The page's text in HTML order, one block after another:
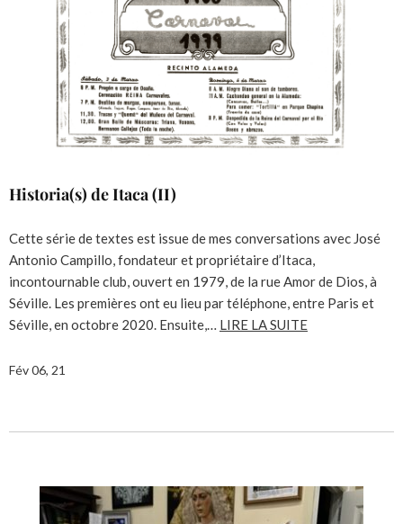
Historia(s) de Itaca (II)
Cette série de textes est issue de mes conversations avec José
Antonio Campillo, fondateur et propriétaire d’Itaca,
incontournable club, ouvert en 1979, de la rue Amor de Dios, à
Séville. Les premières ont eu lieu par téléphone, entre Paris et
Séville, en octobre 2020. Ensuite,… LIRE LA SUITE
Fév 06, 21